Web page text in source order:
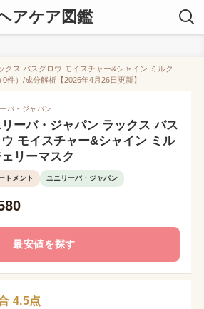
アケア図鑑
クス バスグロウ モイスチャー&シャイン ミルク
件）/成分解析【2026年4月26日更新】
バ・ジャパン
ーバ・ジャパン ラックス バス
モイスチャー&シャイン ミル
リーマスク
トメント ユニリーバ・ジャパン
最安値を探す
4.5点